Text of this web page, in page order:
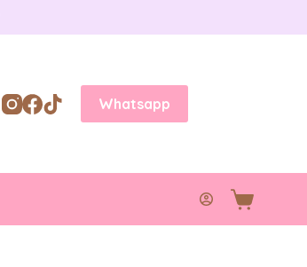
Whatsapp
Carro